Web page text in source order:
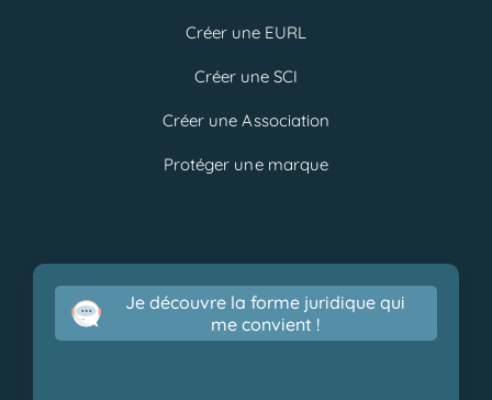
Créer une EURL
Créer une SCI
Créer une Association
Protéger une marque
Je découvre la forme juridique qui
me convient !